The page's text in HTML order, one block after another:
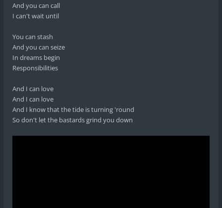
And you can call
I can't wait until
You can stash
And you can seize
In dreams begin
Responsibilities
And I can love
And I can love
And I know that the tide is turning 'round
So don't let the bastards grind you down